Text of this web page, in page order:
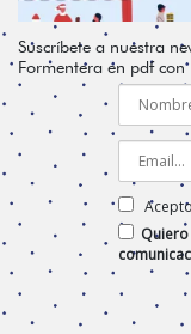
Suscríbete a nuestra
Formentera en pdf con